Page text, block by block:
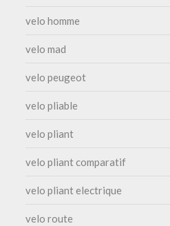
velo homme
velo mad
velo peugeot
velo pliable
velo pliant
velo pliant comparatif
velo pliant electrique
velo route